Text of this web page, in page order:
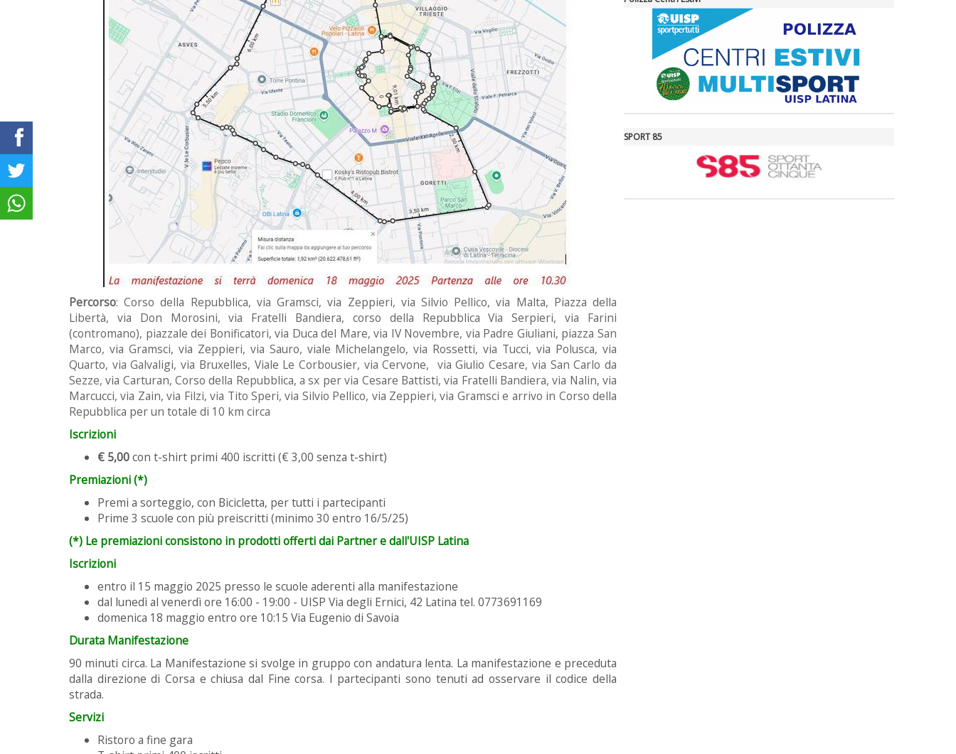
Percorso: Corso della Repubblica, via Gramsci, via Zeppieri, via Silvio Pellico, via Malta, Piazza della
Libertà, via Don Morosini, via Fratelli Bandiera, corso della Repubblica Via Serpieri, via Farini
(contromano), piazzale dei Bonificatori, via Duca del Mare, via IV Novembre, via Padre Giuliani, piazza San
Marco, via Gramsci, via Zeppieri, via Sauro, viale Michelangelo, via Rossetti, via Tucci, via Polusca, via
Quarto, via Galvaligi, via Bruxelles, Viale Le Corbousier, via Cervone, via Giulio Cesare, via San Carlo da
Sezze, via Carturan, Corso della Repubblica, a sx per via Cesare Battisti, via Fratelli Bandiera, via Nalin, via
Marcucci, via Zain, via Filzi, via Tito Speri, via Silvio Pellico, via Zeppieri, via Gramsci e arrivo in Corso della
Repubblica per un totale di 10 km circa
Iscrizioni
€ 5,00con t-shirt primi 400 iscritti (€ 3,00 senza t-shirt)
Premiazioni (*)
Premi a sorteggio, con Bicicletta, per tutti i partecipanti
Prime 3 scuole con più preiscritti (minimo 30 entro 16/5/25)
(*) Le premiazioni consistono in prodotti offerti dai Partner e dall'UISP Latina
Iscrizioni
entro il 15 maggio 2025 presso le scuole aderenti alla manifestazione
dal lunedì al venerdì ore 16:00 - 19:00 - UISP Via degli Ernici, 42 Latina tel. 0773691169
domenica 18 maggio entro ore 10:15 Via Eugenio di Savoia
Durata Manifestazione
90 minuti circa. La Manifestazione si svolge in gruppo con andatura lenta. La manifestazione e preceduta
dalla direzione di Corsa e chiusa dal Fine corsa. I partecipanti sono tenuti ad osservare il codice della
strada.
Servizi
Ristoro a fine gara
SPORT 85